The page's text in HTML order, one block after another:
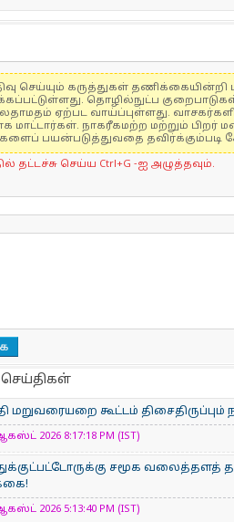
செய்யும் கருத்துகள்
தொழில்நுட்ப
ஏற்பட வாய்ப்புள்ளது.
மாட்டார்கள். நாகரீகமற்ற மற்றும் பிறர்
பயன்படுத்துவதை தவிர்க்கும்படி
தட்டச்சு செய்ய Ctrl+G -ஐ அழுத்தவும்.
செய்திகள்
மறுவரையறை கூட்டம் திசைதிருப்பும்
2026 8:17:18 PM (IST)
சமூக வலைத்தளத்
2026 5:13:40 PM (IST)